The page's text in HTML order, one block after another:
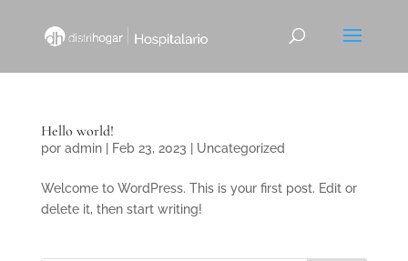
Hello world!
por admin| Feb 23, 2023 Uncategorized
Welcome to WordPress. This is your first post. Edit or
delete it, then start writing!